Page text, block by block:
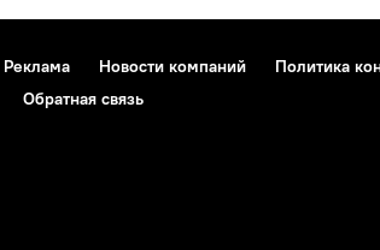
Реклама Новости компаний Политика
Обратная связь